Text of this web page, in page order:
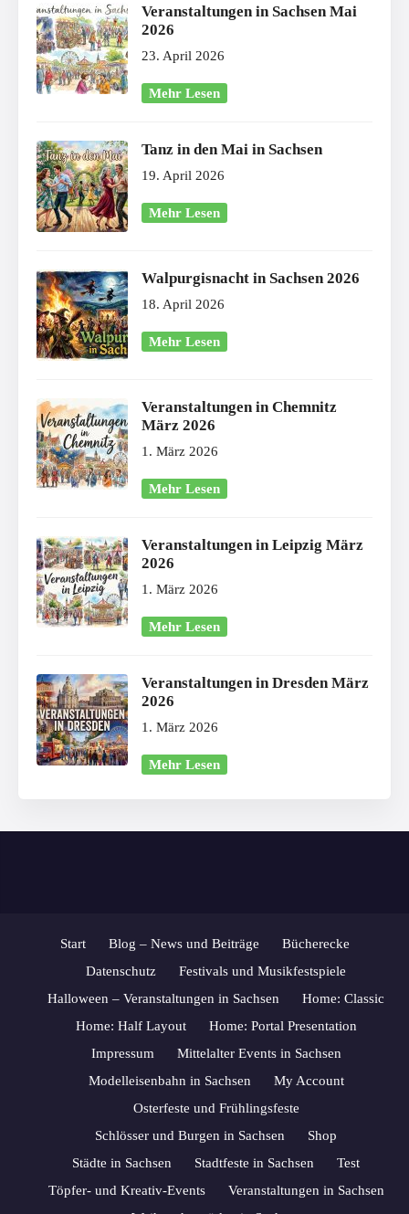
Veranstaltungen in Sachsen Mai
2026
23. April 2026
Mehr Lesen
Tanz in den Mai in Sachsen
19. April 2026
Mehr Lesen
Walpurgisnacht in Sachsen 2026
18. April 2026
Mehr Lesen
Veranstaltungen in Chemnitz
März 2026
1. März 2026
Mehr Lesen
Veranstaltungen in Leipzig März
2026
1. März 2026
Mehr Lesen
Veranstaltungen in Dresden März
2026
1. März 2026
Mehr Lesen
Start Blog – News und Beiträge
Bücherecke
Datenschutz
Festivals und Musikfestspiele
Halloween – Veranstaltungen in Sachsen
Home: Classic
Home: Half Layout
Home: Portal Presentation
Impressum
Mittelalter Events in Sachsen
Modelleisenbahn in Sachsen
My Account
Osterfeste und Frühlingsfeste
Schlösser und Burgen in Sachsen
Shop
Städte in Sachsen
Stadtfeste in Sachsen
Test
Töpfer- und Kreativ-Events
Veranstaltungen in Sachsen